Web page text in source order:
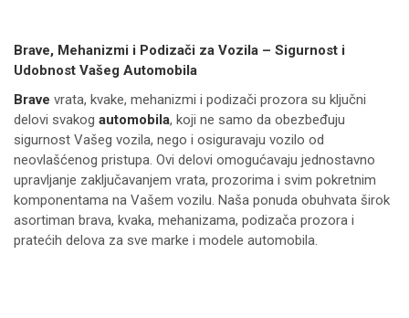
Brave, Mehanizmi i Podizači za Vozila – Sigurnost i
Udobnost Vašeg Automobila
Brave vrata, kvake, mehanizmi i podizači prozora su ključni
delovi svakog automobila, koji ne samo da obezbeđuju
sigurnost Vašeg vozila, nego i osiguravaju vozilo od
neovlašćenog pristupa. Ovi delovi omogućavaju jednostavno
upravljanje zaključavanjem vrata, prozorima i svim pokretnim
komponentama na Vašem vozilu. Naša ponuda obuhvata širok
asortiman brava, kvaka, mehanizama, podizača prozora i
pratećih delova za sve marke i modele automobila.